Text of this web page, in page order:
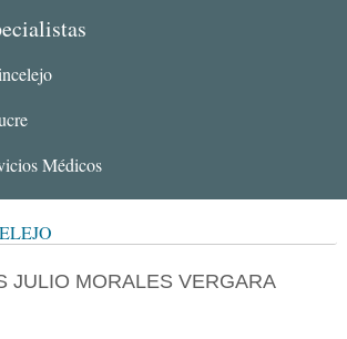
Médicos
JULIO MORALES VERGARA